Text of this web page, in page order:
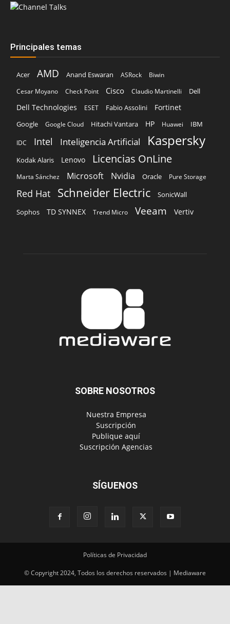
Principales temas
Acer AMD Anand Eswaran ASRock
Biwin
Cesar Moyano
Check Point Cisco Claudio Martinelli Dell
Dell Technologies ESET Fabio Assolini Fortinet
Google Google Cloud Hitachi Vantara HP Huawei IBM
IDC Intel Inteligencia Artificial Kaspersky
Kodak Alaris Lenovo Licencias OnLine
Marta Sánchez Microsoft Nvidia Oracle Pure Storage
Red Hat Schneider Electric SonicWall
Sophos TD SYNNEX Trend Micro Veeam Vertiv
SOBRE NOSOTROS
‎ Nuestra Empresa
‎ Suscripción
‎ Publique aquí
‎ Suscripción Agencias
SÍGUENOS
Políticas de Privacidad
© Copyright 2024, Todos los derechos reservados | Mediaware